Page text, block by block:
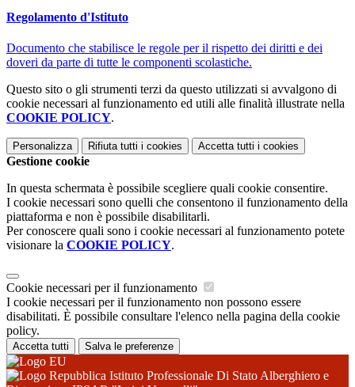
Regolamento d'Istituto
Documento che stabilisce le regole per il rispetto dei diritti e dei
doveri da parte di tutte le componenti scolastiche.
Questo sito o gli strumenti terzi da questo utilizzati si avvalgono di
cookie necessari al funzionamento ed utili alle finalità illustrate nella
COOKIE POLICY.
Personalizza Rifiuta tutti i cookies Accetta tutti i cookies
Gestione cookie
In questa schermata è possibile scegliere quali cookie consentire.
I cookie necessari sono quelli che consentono il funzionamento della
piattaforma e non è possibile disabilitarli.
Per conoscere quali sono i cookie necessari al funzionamento potete
visionare la COOKIE POLICY.
Cookie necessari per il funzionamento
I cookie necessari per il funzionamento non possono essere
disabilitati. È possibile consultare l'elenco nella pagina della cookie
policy.
Accetta tutti Salva le preferenze
Istituto Professionale Di Stato Alberghiero e